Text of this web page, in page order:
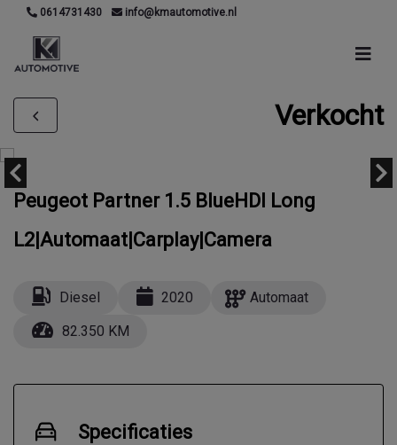
0614731430 info@kmautomotive.nl
Verkocht
Peugeot Partner 1.5 BlueHDI Long
L2|Automaat|Carplay|Camera
Diesel 2020
Automaat
82.350 KM
Specificaties